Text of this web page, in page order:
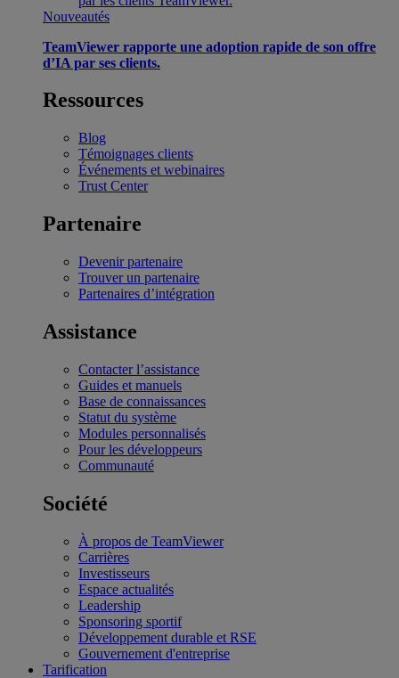
Nouveautés
TeamViewer rapporte une adoption rapide de son offre
d’IA par ses clients.
Ressources
Blog
Témoignages clients
Événements et webinaires
Trust Center
Partenaire
Devenir partenaire
Trouver un partenaire
Partenaires d’intégration
Assistance
Contacter l’assistance
Guides et manuels
Base de connaissances
Statut du système
Modules personnalisés
Pour les développeurs
Communauté
Société
À propos de TeamViewer
Carrières
Investisseurs
Espace actualités
Leadership
Sponsoring sportif
Développement durable et RSE
Gouvernement d'entreprise
Tarification